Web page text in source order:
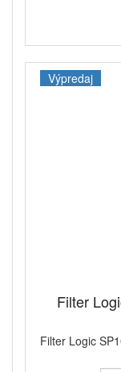
Výpredaj
Filter
Filter Logic